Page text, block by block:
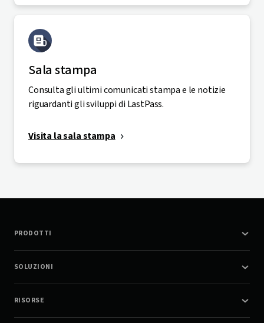
Sala stampa
Consulta gli ultimi comunicati stampa e le notizie
riguardanti gli sviluppi di LastPass.
Visita la sala stampa
PRODOTTI
SOLUZIONI
RISORSE